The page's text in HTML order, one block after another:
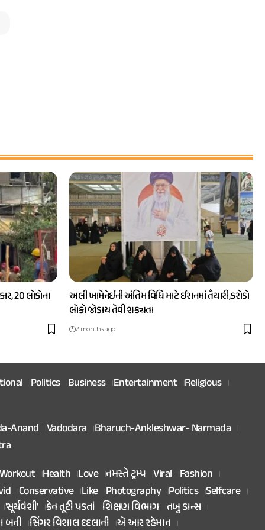
20 લોકોના
અલી ખામેનેઈની અંતિમ વિધિ માટે ઈરાનમાં તૈયારી,કરોડો
લોકો જોડાય તેવી શક્યતા
2 months ago
Politics Business Entertainment Religious
Anand Vadodara Bharuch-Ankleshwar- Narmada
Health Love નમસ્તે ટ્રમ્પ Viral Fashion
Conservative Like Photography Politics Selfcare
'સૂર્યવંશી' ક્રેન તૂટી પડતાં શિક્ષણ વિભાગ તબુ ડાન્સ
બની સિંગર વિશાલ દદલાની એ આર રહેમાન